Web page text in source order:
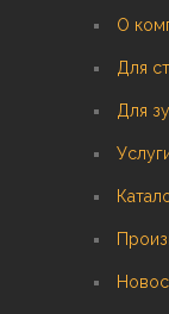
О
Для
Для